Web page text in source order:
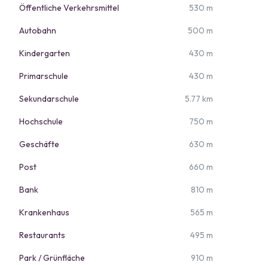
Öffentliche Verkehrsmittel 530 m
Autobahn 500 m
Kindergarten 430 m
Primarschule 430 m
Sekundarschule 5.77 km
Hochschule 750 m
Geschäfte 630 m
Post 660 m
Bank 810 m
Krankenhaus 565 m
Restaurants 495 m
Park / Grünfläche 910 m